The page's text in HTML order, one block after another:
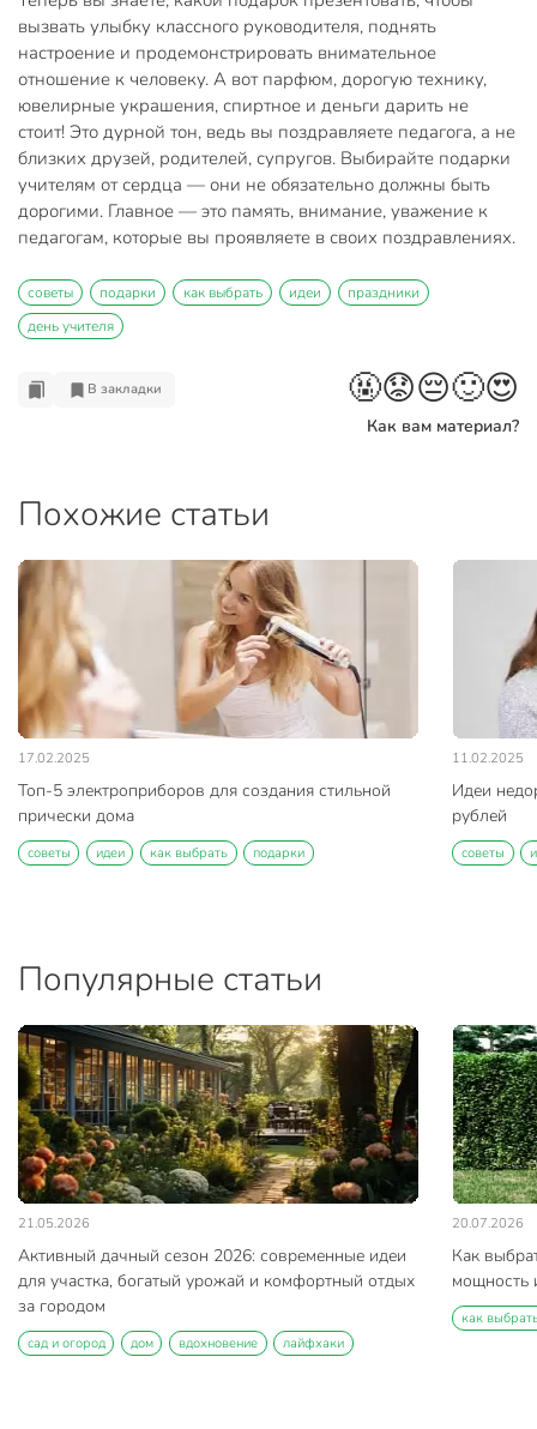
вызвать улыбку классного руководителя, поднять
настроение и продемонстрировать внимательное
отношение к человеку. А вот парфюм, дорогую технику,
ювелирные украшения, спиртное и деньги дарить не
стоит! Это дурной тон, ведь вы поздравляете педагога, а не
близких друзей, родителей, супругов. Выбирайте подарки
учителям от сердца — они не обязательно должны быть
дорогими. Главное — это память, внимание, уважение к
педагогам, которые вы проявляете в своих поздравлениях.
советы подарки как выбрать идеи
праздники
день учителя
В закладки 🤬😟😔🙂😍
Как вам материал?
Похожие статьи
17.02.2025
Топ-5 электроприборов для создания стильной
прически дома
советы идеи как выбрать подарки
11.02.2025
Идеи
рублей
советы
Популярные статьи
21.05.2026
Активный дачный сезон 2026: современные идеи
для участка, богатый урожай и комфортный отдых
за городом
сад и огород дом вдохновение лайфхаки
20.07.2026
Как
мощность
как